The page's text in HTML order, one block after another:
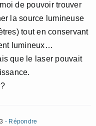
de pouvoir trouver
la source lumineuse
tout en conservant
lumineux…
que le laser pouvait
- Répondre